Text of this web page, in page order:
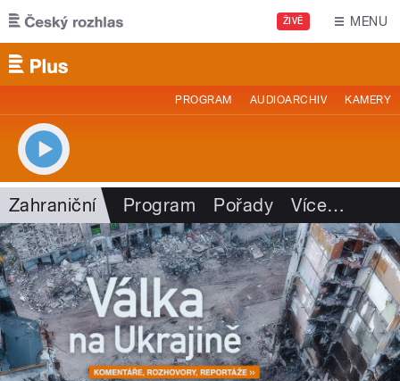
Přejít k hlavnímu obsahu
ŽIVĚ MENU
PROGRAM AUDIOARCHIV KAMERY
Zahraniční Program Pořady Více…